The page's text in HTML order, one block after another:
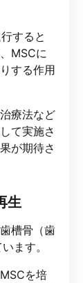
すると
MSCに
する作用
療法など
て実施さ
が期待さ
生
槽骨（歯
ます。
を培